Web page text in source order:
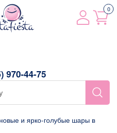
970-44-75
0
и ярко-голубые шары в